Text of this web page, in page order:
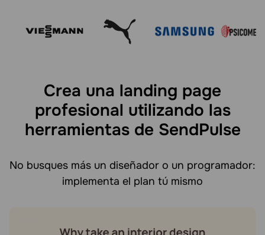
Crea una landing page
profesional utilizando las
herramientas de SendPulse
No busques más un diseñador o un programador:
implementa el plan tú mismo